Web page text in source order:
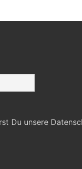
Du unsere